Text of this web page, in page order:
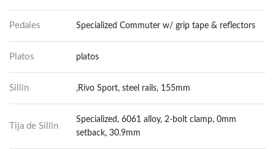
Pedales Specialized Commuter w/ grip tape & reflectors
Platos platos
Sillín ,Rivo Sport, steel rails, 155mm
Tija de Sillín
Specialized, 6061 alloy, 2-bolt clamp, 0mm
setback, 30.9mm